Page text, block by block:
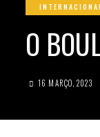
O
16 MARÇO, 2023